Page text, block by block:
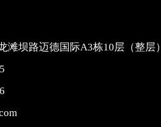
滩坝路迈德国际A3栋10层（整层）